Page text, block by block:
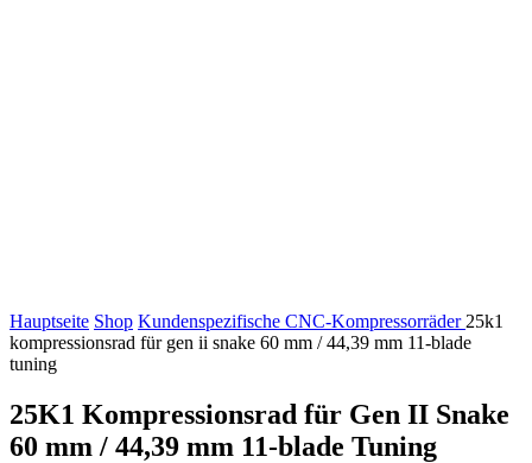
Hauptseite Shop Kundenspezifische CNC-Kompressorräder 25k1
kompressionsrad für gen ii snake 60 mm / 44,39 mm 11-blade
tuning
25K1 Kompressionsrad für Gen II Snake
60 mm / 44,39 mm 11-blade Tuning